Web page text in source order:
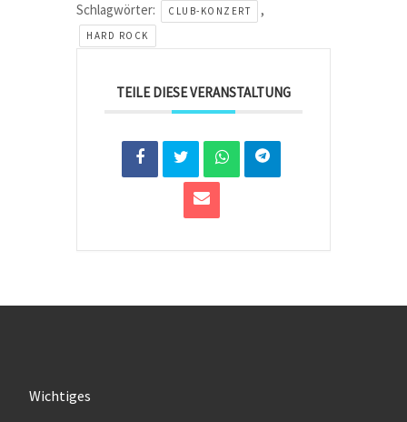
Schlagwörter: CLUB-KONZERT ,
HARD ROCK
TEILE DIESE VERANSTALTUNG
Wichtiges